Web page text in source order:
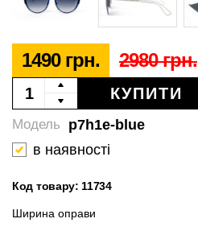
1490 грн. 2980 грн.
КУПИТИ
p7h1e-blue
Модель
в наявності
Код товару: 11734
Ширина оправи